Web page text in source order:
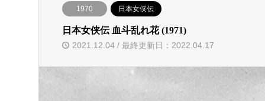
1970 日本女侠伝
日本女侠伝 血斗乱れ花 (1971)
2021.12.04 / 最終更新日：2022.04.17